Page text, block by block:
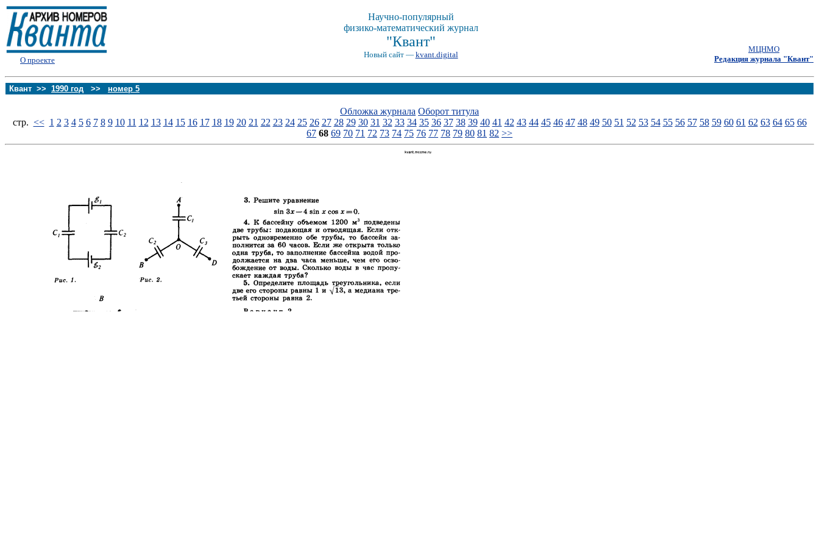
О проекте
Научно-популярный
физико-математический журнал
"Квант"
Новый сайт — kvant.digital
МЦНМО
Редакция журнала "Квант"
Квант >> 1990 год >> номер 5
Обложка журнала Оборот титула
стp. << 1 2 3 4 5 6 7 8 9 10 11 12 13 14 15 16 17 18 19 20 21 22 23 24 25 26 27 28 29 30 31 32 33 34 35 36 37 38 39 40 41 42 43 44 45 46 47 48 49 50 51 52 53 54 55 56 57 58 59 60 61 62 63 64 65 66
67 68 69 70 71 72 73 74 75 76 77 78 79 80 81 82 >>